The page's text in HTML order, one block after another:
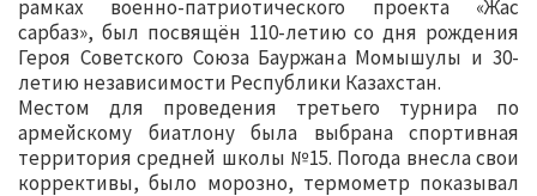
рамках военно-патриотического проекта «Жас
сарбаз», был посвящён 110-летию со дня рождения
Героя Советского Союза Бауржана Момышулы и 30-
летию независимости Республики Казахстан.
Местом для проведения третьего турнира по
армейскому биатлону была выбрана спортивная
территория средней школы №15. Погода внесла свои
коррективы, было морозно, термометр показывал